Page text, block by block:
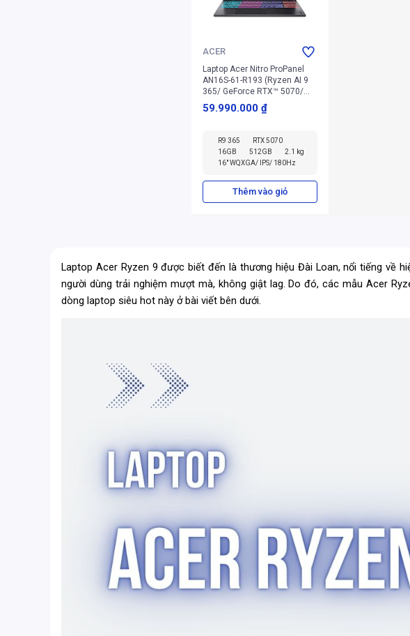
ACER
Laptop Acer Nitro ProPanel
AN16S-61-R193 (Ryzen AI 9
365/ GeForce RTX™ 5070/
16GB/ 512GB/ Win 11 Home
SL)
59.990.000 ₫
R9 365
RTX 5070
16GB
512GB
2.1 kg
16" WQXGA/ IPS/ 180Hz
Thêm vào giỏ
Laptop Acer Ryzen 9 được biết đến là thương hiệu Đài Loan, nổi tiếng về
người dùng trải nghiệm mượt mà, không giật lag. Do đó, các mẫu Acer
dòng laptop siêu hot này ở bài viết bên dưới.